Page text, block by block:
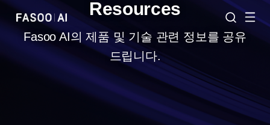
Resources
Fasoo AI의 제품 및 기술 관련 정보를 공유
드립니다.